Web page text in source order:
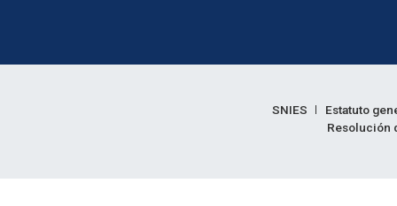
Enlaces legales
SNIES Estatuto
Resolución